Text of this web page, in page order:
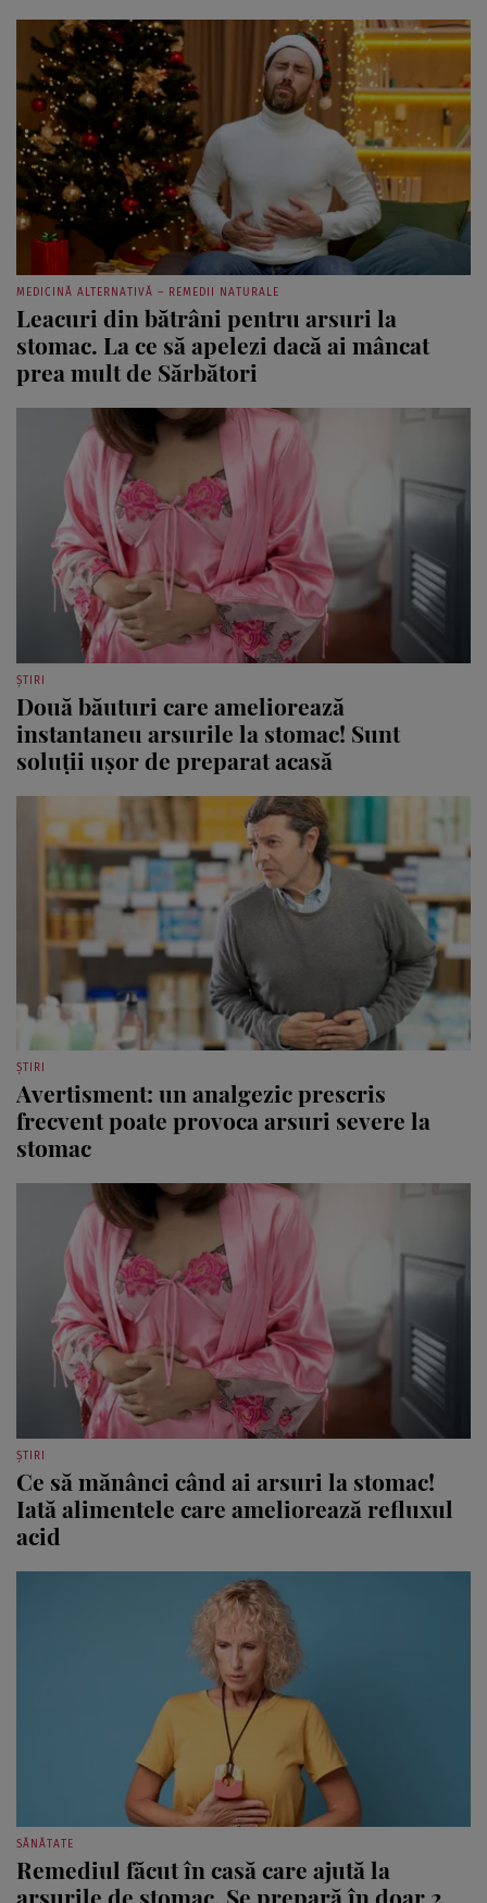
MEDICINĂ ALTERNATIVĂ – REMEDII NATURALE
Leacuri din bătrâni pentru arsuri la
stomac. La ce să apelezi dacă ai mâncat
prea mult de Sărbători
ȘTIRI
Două băuturi care ameliorează
instantaneu arsurile la stomac! Sunt
soluții ușor de preparat acasă
ȘTIRI
Avertisment: un analgezic prescris
frecvent poate provoca arsuri severe la
stomac
ȘTIRI
Ce să mănânci când ai arsuri la stomac!
Iată alimentele care ameliorează refluxul
acid
SĂNĂTATE
Remediul făcut în casă care ajută la
arsurile de stomac. Se prepară în doar 2